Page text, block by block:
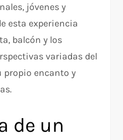
jóvenes y
esta experiencia
balcón y los
variadas del
propio encanto y
de un